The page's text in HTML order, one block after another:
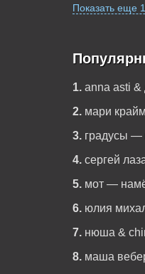
Показать еще
1. anna asti
2. мари
3. градусы —
4. сергей
5. мот —
6. юлия
7. нюша &
8. маша